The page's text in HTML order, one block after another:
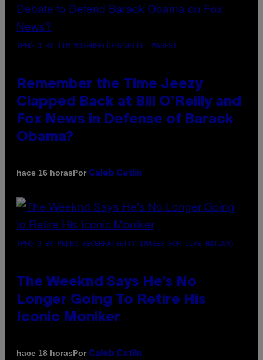
(PHOTO BY TIM MOSENFELDER/GETTY IMAGES)
Remember the Time Jeezy
Clapped Back at Bill O’Reilly and
Fox News in Defense of Barack
Obama?
hace 16 horasPor Caleb Catlin
(PHOTO BY PEDRO BECERRA/GETTY IMAGES FOR LIVE NATION)
The Weeknd Says He’s No
Longer Going To Retire His
Iconic Moniker
hace 18 horasPor Caleb Catlin